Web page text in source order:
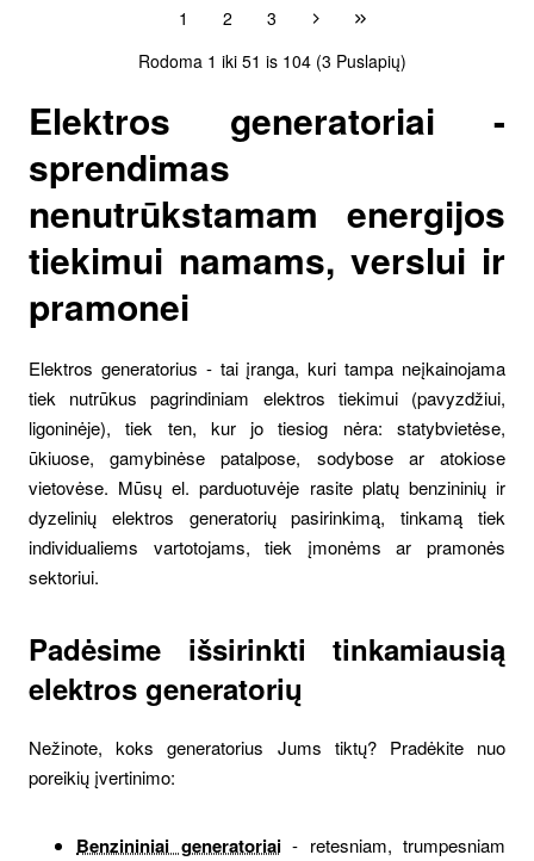
Elektros generatoriai -
sprendimas
nenutrūkstamam energijos
tiekimui namams, verslui ir
pramonei
Elektros generatorius - tai įranga, kuri tampa neįkainojama
tiek nutrūkus pagrindiniam elektros tiekimui (pavyzdžiui,
ligoninėje), tiek ten, kur jo tiesiog nėra: statybvietėse,
ūkiuose, gamybinėse patalpose, sodybose ar atokiose
vietovėse. Mūsų el. parduotuvėje rasite platų benzininių ir
dyzelinių elektros generatorių pasirinkimą, tinkamą tiek
individualiems vartotojams, tiek įmonėms ar pramonės
sektoriui.
Padėsime išsirinkti tinkamiausią
elektros generatorių
Nežinote, koks generatorius Jums tiktų? Pradėkite nuo
poreikių įvertinimo:
Benzininiai generatoriai- retesniam, trumpesniam
1 2
3
Rodoma 1 iki 51 is 104 (3 Puslapių)